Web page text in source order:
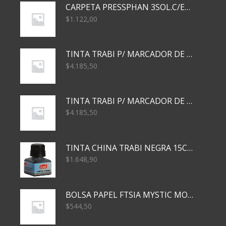
CARPETA PRESSPHAN 3SOL.C/ELAST MARRON A4 P01A
$1.122,00
TINTA TRABI P/ MARCADOR DE PIZARRA x30ml AZUL
$4.185,50
TINTA TRABI P/ MARCADOR DE PIZARRA x30ml ROJO
$4.185,50
TINTA CHINA TRABI NEGRA 15CC TR3460
$1.648,90
BOLSA PAPEL FTSIA MYSTIC MONKEY 14/08/20
$544,50